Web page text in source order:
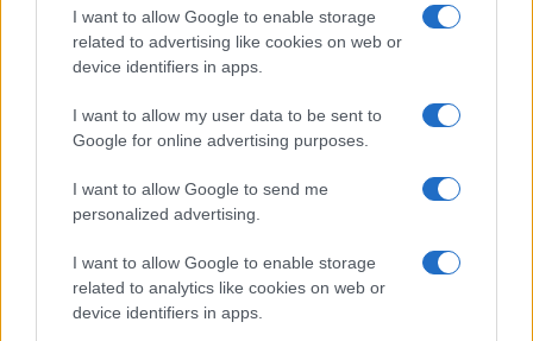
I want to allow Google to enable storage
related to advertising like cookies on web or
device identifiers in apps.
I want to allow my user data to be sent to
Google for online advertising purposes.
I want to allow Google to send me
personalized advertising.
I want to allow Google to enable storage
related to analytics like cookies on web or
device identifiers in apps.
Έριξε λιωμένη σοκολάτα
πάνω σε ζύμη πίτσας και το
έφτιαξε είναι θεϊκό!
Πήρε μια χούφτα μακαρόνια
απολαυστικό (Video)